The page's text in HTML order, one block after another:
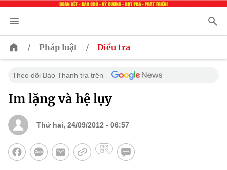
/ Pháp luật / Điều tra
Theo dõi Báo Thanh tra trên
Im lặng và hệ lụy
Thứ hai, 24/09/2012 - 06:57